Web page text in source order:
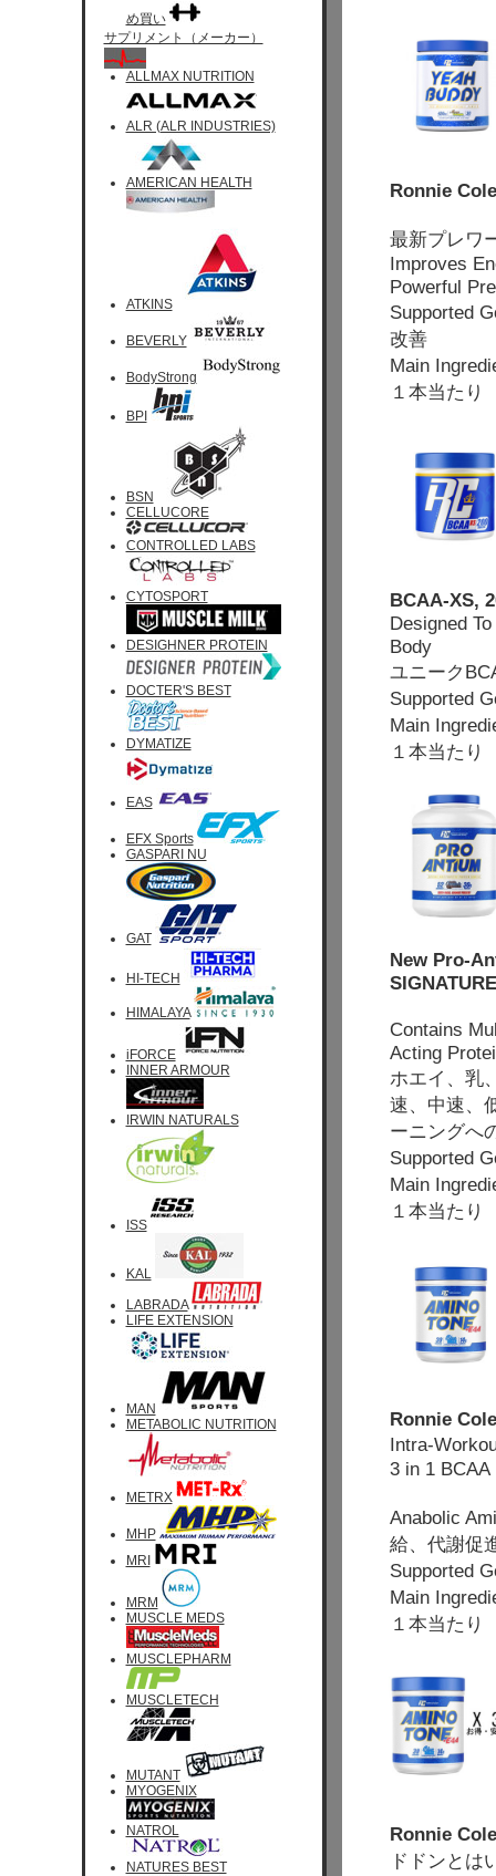
め買い
サプリメント（メーカー）
ALLMAX NUTRITION
ALR (ALR INDUSTRIES)
AMERICAN HEALTH
ATKINS
BEVERLY
BodyStrong
BPI
BSN
CELLUCORE
CONTROLLED LABS
CYTOSPORT
DESIGHNER PROTEIN
DOCTER'S BEST
DYMATIZE
EAS
EFX Sports
GASPARI NU
GAT
HI-TECH
HIMALAYA
iFORCE
INNER ARMOUR
IRWIN NATURALS
ISS
KAL
LABRADA
LIFE EXTENSION
MAN
METABOLIC NUTRITION
METRX
MHP
MRI
MRM
MUSCLE MEDS
MUSCLEPHARM
MUSCLETECH
MUTANT
MYOGENIX
NATROL
NATURES BEST
Ronnie
最新プレワ
Improves
Powerful
Supported
改善
Main
１本当た
BCAA-XS,
Designed
Body
ユニーク
Supported
Main
１本当た
New Pro-
Contains
Acting
ホエイ、乳
速、中速、
ーニングへ
Supported
Main
１本当た
Ronnie
Intra-
3 in 1 BCAA
Anabolic
給、代謝促
Supported
Main
１本当た
Ronnie
ドドンとは